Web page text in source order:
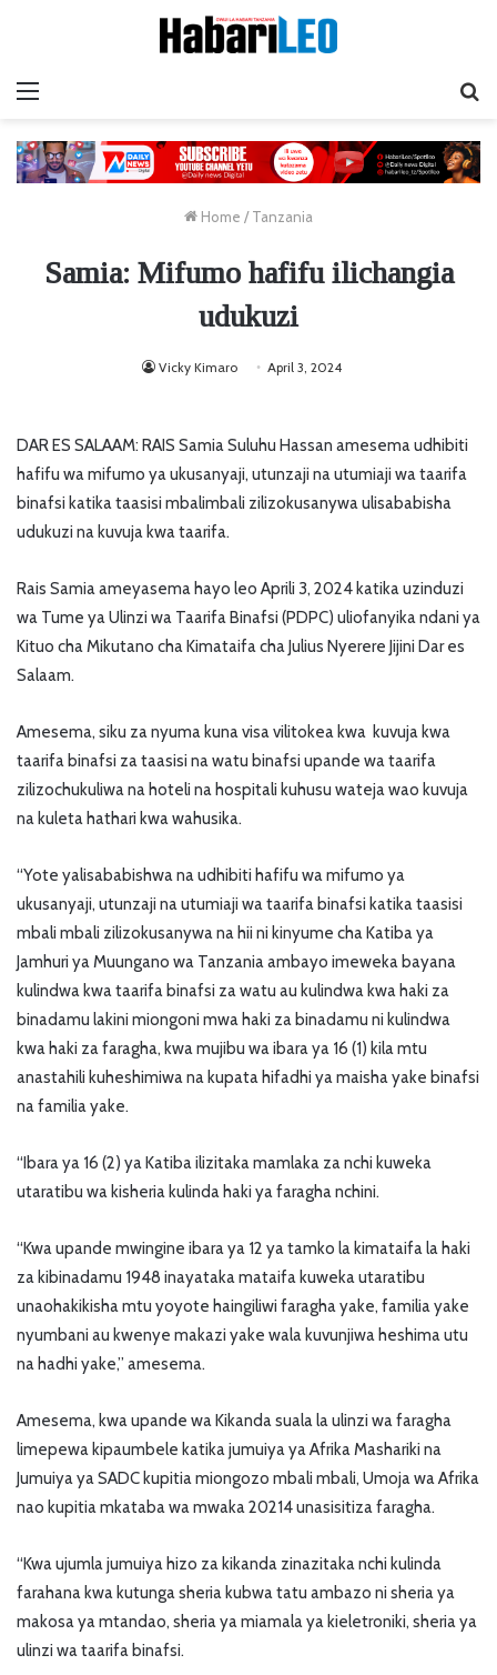
Home / Tanzania
Samia: Mifumo hafifu ilichangia
udukuzi
Vicky Kimaro April 3, 2024
DAR ES SALAAM: RAIS Samia Suluhu Hassan amesema udhibiti
hafifu wa mifumo ya ukusanyaji, utunzaji na utumiaji wa taarifa
binafsi katika taasisi mbalimbali zilizokusanywa ulisababisha
udukuzi na kuvuja kwa taarifa.
Rais Samia ameyasema hayo leo Aprili 3, 2024 katika uzinduzi
wa Tume ya Ulinzi wa Taarifa Binafsi (PDPC) uliofanyika ndani ya
Kituo cha Mikutano cha Kimataifa cha Julius Nyerere Jijini Dar es
Salaam.
Amesema, siku za nyuma kuna visa vilitokea kwa kuvuja kwa
taarifa binafsi za taasisi na watu binafsi upande wa taarifa
zilizochukuliwa na hoteli na hospitali kuhusu wateja wao kuvuja
na kuleta hathari kwa wahusika.
“Yote yalisababishwa na udhibiti hafifu wa mifumo ya
ukusanyaji, utunzaji na utumiaji wa taarifa binafsi katika taasisi
mbali mbali zilizokusanywa na hii ni kinyume cha Katiba ya
Jamhuri ya Muungano wa Tanzania ambayo imeweka bayana
kulindwa kwa taarifa binafsi za watu au kulindwa kwa haki za
binadamu lakini miongoni mwa haki za binadamu ni kulindwa
kwa haki za faragha, kwa mujibu wa ibara ya 16 (1) kila mtu
anastahili kuheshimiwa na kupata hifadhi ya maisha yake binafsi
na familia yake.
“Ibara ya 16 (2) ya Katiba ilizitaka mamlaka za nchi kuweka
utaratibu wa kisheria kulinda haki ya faragha nchini.
“Kwa upande mwingine ibara ya 12 ya tamko la kimataifa la haki
za kibinadamu 1948 inayataka mataifa kuweka utaratibu
unaohakikisha mtu yoyote haingiliwi faragha yake, familia yake
nyumbani au kwenye makazi yake wala kuvunjiwa heshima utu
na hadhi yake,” amesema.
Amesema, kwa upande wa Kikanda suala la ulinzi wa faragha
limepewa kipaumbele katika jumuiya ya Afrika Mashariki na
Jumuiya ya SADC kupitia miongozo mbali mbali, Umoja wa Afrika
nao kupitia mkataba wa mwaka 20214 unasisitiza faragha.
“Kwa ujumla jumuiya hizo za kikanda zinazitaka nchi kulinda
farahana kwa kutunga sheria kubwa tatu ambazo ni sheria ya
makosa ya mtandao, sheria ya miamala ya kieletroniki, sheria ya
ulinzi wa taarifa binafsi.